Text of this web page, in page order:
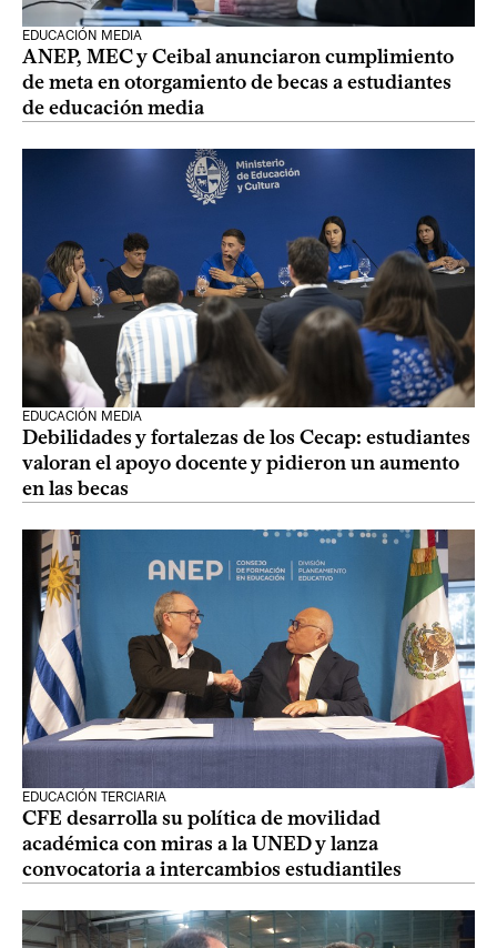
EDUCACIÓN MEDIA
ANEP, MEC y Ceibal anunciaron cumplimiento
de meta en otorgamiento de becas a estudiantes
de educación media
EDUCACIÓN MEDIA
Debilidades y fortalezas de los Cecap: estudiantes
valoran el apoyo docente y pidieron un aumento
en las becas
EDUCACIÓN TERCIARIA
CFE desarrolla su política de movilidad
académica con miras a la UNED y lanza
convocatoria a intercambios estudiantiles